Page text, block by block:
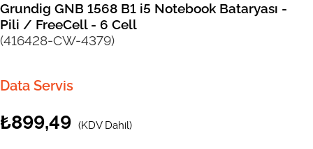
Grundig GNB 1568 B1 i5 Notebook Bataryası -
Pili / FreeCell - 6 Cell
(416428-CW-4379)
Data Servis
₺899,49 (KDV Dahil)